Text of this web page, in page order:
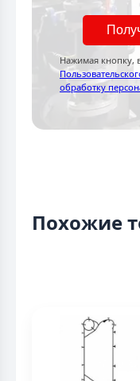
Нажимая кнопку,
обработку
Похожие